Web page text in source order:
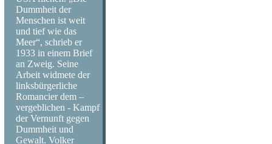
Dummheit der
Menschen ist weit
und tief wie das
Meer“, schrieb er
1933 in einem Brief
an Zweig. Seine
Arbeit widmete der
linksbürgerliche
Romancier dem –
vergeblichen - Kampf
der Vernunft gegen
Dummheit und
Gewalt. Volker